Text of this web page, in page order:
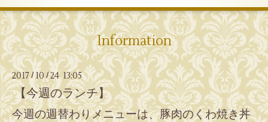
Information
2017/10 /24 13:05
【今週のランチ】
今週の週替わりメニューは、豚肉のくわ焼き丼